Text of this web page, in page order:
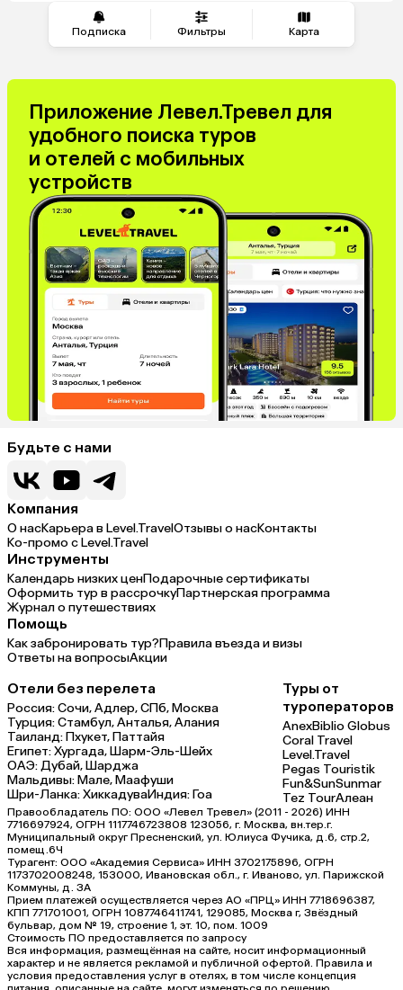
Подписка Фильтры Карта
Приложение Левел.Тревел для
удобного поиска туров
и отелей с мобильных
устройств
Будьте с нами
Компания
О насКарьера в Level.TravelОтзывы о насКонтакты
Ко-промо с Level.Travel
Инструменты
Календарь низких ценПодарочные сертификаты
Оформить тур в рассрочкуПартнерская программа
Журнал о путешествиях
Помощь
Как забронировать тур?Правила въезда и визы
Ответы на вопросыАкции
Отели без перелета
Россия:Сочи,Адлер,СПб,Москва
Турция:Стамбул,Анталья,Алания
Таиланд:Пхукет,Паттайя
Египет:Хургада,Шарм-Эль-Шейх
ОАЭ:Дубай,Шарджа
Мальдивы:Мале,Маафуши
Шри-Ланка:ХиккадуваИндия:Гоа
Туры от
туроператоров
AnexBiblio Globus
Coral Travel
Level.Travel
Pegas Touristik
Fun&SunSunmar
Tez TourАлеан
Правообладатель ПО: ООО «Левел Тревел» (2011 - 2026) ИНН
7716697924, ОГРН 1117746723808 123056, г. Москва, вн.тер.г.
Муниципальный округ Пресненский, ул. Юлиуса Фучика, д.6, стр.2,
помещ.6Ч
Турагент: ООО «Академия Сервиса» ИНН 3702175896, ОГРН
1173702008248, 153000, Ивановская обл., г. Иваново, ул. Парижской
Коммуны, д. ЗА
Прием платежей осуществляется через АО «ПРЦ» ИНН 7718696387,
КПП 771701001, ОГРН 1087746411741, 129085, Москва г, Звёздный
бульвар, дом № 19, строение 1, эт. 10, пом. 1009
Стоимость ПО предоставляется по запросу
Вся информация, размещённая на сайте, носит информационный
характер и не является рекламой и публичной офертой. Правила и
условия предоставления услуг в отелях, в том числе концепция